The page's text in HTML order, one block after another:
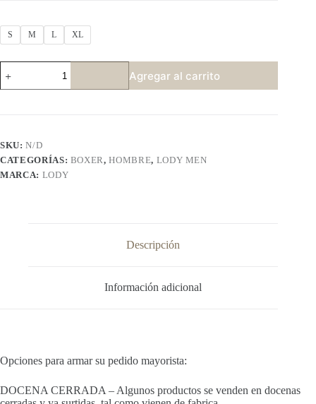
S M L XL
960
cantidad
Agregar al carrito
SKU:N/D
CATEGORÍAS: BOXER,HOMBRE, LODY MEN
MARCA: LODY
Descripción
Información adicional
Opciones para armar su pedido mayorista:
DOCENA CERRADA – Algunos productos se venden en docenas